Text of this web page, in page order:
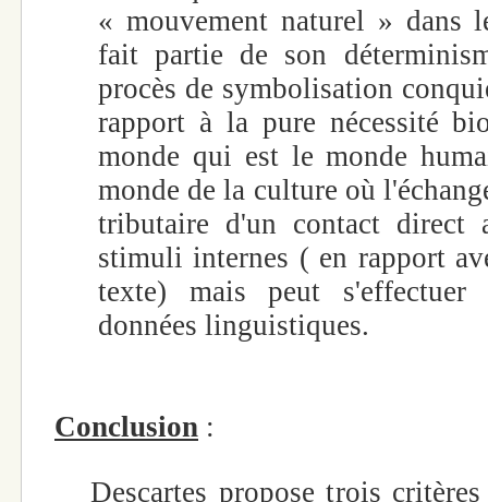
« mouvement naturel » dans
fait partie de son
procès de symbolisation
rapport à la pure nécessité
monde qui est le monde
monde de la culture où
tributaire d'un contact direct
stimuli internes ( en rapport
texte) mais peut
données linguistiques.
Conclusion :
Descartes propose trois